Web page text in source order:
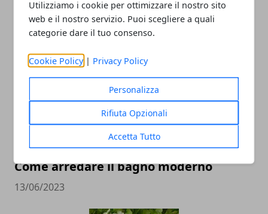
Utilizziamo i cookie per ottimizzare il nostro sito
web e il nostro servizio. Puoi scegliere a quali
categorie dare il tuo consenso.
Cookie Policy | Privacy Policy
Personalizza
Rifiuta Opzionali
Accetta Tutto
giardino
16/05/2024
Come arredare il bagno moderno
13/06/2023